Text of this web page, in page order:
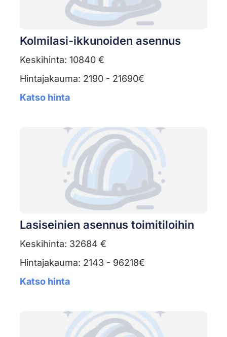
Kolmilasi-ikkunoiden asennus
Keskihinta: 10840 €
Hintajakauma: 2190 - 21690€
Katso hinta
Lasiseinien asennus toimitiloihin
Keskihinta: 32684 €
Hintajakauma: 2143 - 96218€
Katso hinta